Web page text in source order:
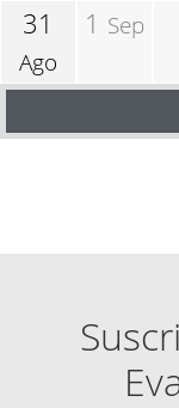
31
Ago
1 Sep